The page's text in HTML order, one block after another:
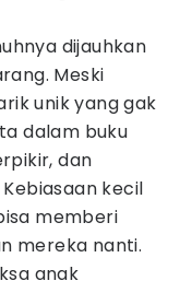
dijauhkan
Meski
unik yang gak
dalam buku
dan
kecil
memberi
mereka nanti.
anak